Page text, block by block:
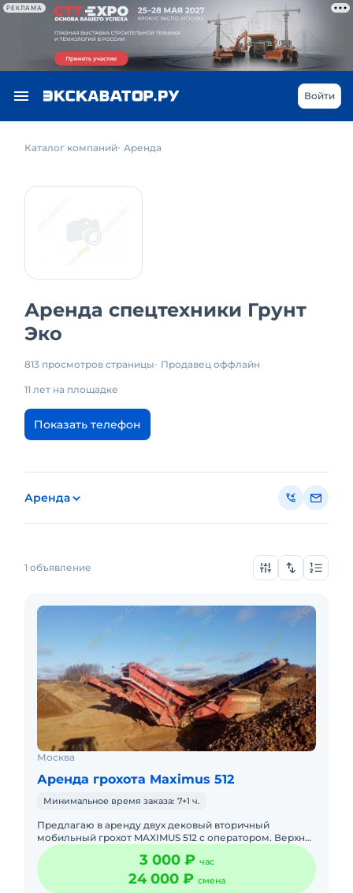
РЕКЛАМА
Войти
Каталог компаний Аренда
Аренда спецтехники Грунт
Эко
813 просмотров страницы Продавец оффлайн
11 лет на площадке
Показать телефон
Аренда
1 объявление
Москва
Аренда грохота Maximus 512
Минимальное время заказа: 7+1 ч.
Предлагаю в аренду двух дековый вторичный
мобильный грохот MAXIMUS 512 с оператором. Верхняя
дека 3660х1525 мм Нижняя дека 3140х1525 мм
Производительность 303 000 ₽ час
24 000 ₽ смена